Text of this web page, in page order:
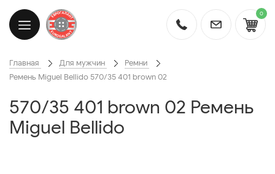
0
Главная Для мужчин
Ремни
Ремень Miguel Bellido 570/35 401 brown 02
570/35 401 brown 02 Ремень
Miguel Bellido